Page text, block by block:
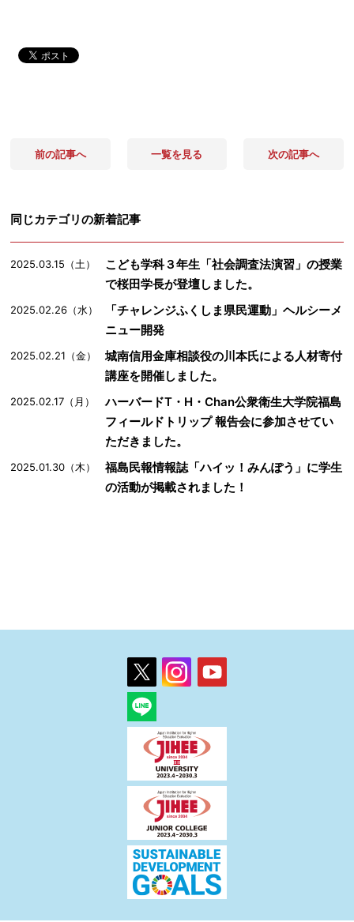
前の記事へ 一覧を見る 次の記事へ
同じカテゴリの新着記事
2025.03.15（土）
こども学科３年生「社会調査法演習」の授業
で桜田学長が登壇しました。
2025.02.26（水）
「チャレンジふくしま県民運動」ヘルシーメ
ニュー開発
2025.02.21（金）
城南信用金庫相談役の川本氏による人材寄付
講座を開催しました。
2025.02.17（月）
ハーバードT・H・Chan公衆衛生大学院福島
フィールドトリップ 報告会に参加させてい
ただきました。
2025.01.30（木）
福島民報情報誌「ハイッ！みんぽう」に学生
の活動が掲載されました！